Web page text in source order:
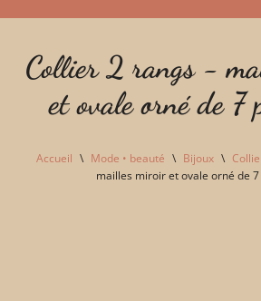
auCollier 2 rangs -
et ovale orné de 7
Accueil \ Mode • beauté \ Bijoux \
mailles miroir et ovale orné de